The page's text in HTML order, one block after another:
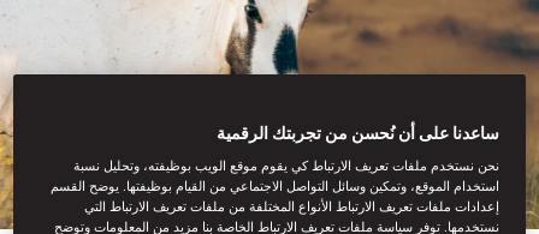
ساعدنا على أن نُحسن من تجربتك الرقمية
نحن نستخدم ملفات تعريف الارتباط كي يقوم موقع الويب بوظيفته، وتحليل نسبة
استخدام الموقع، وتمكين وسائل التواصل الاجتماعي من القيام بوظيفتها. يوضح القسم
إعدادات ملفات تعريف الارتباط الأنواع المختلفة من ملفات تعريف الارتباط التي
نستخدمها. توفر سياسة ملفات تعريف الارتباط الخاصة بنا مزيد من المعلومات وتوضح